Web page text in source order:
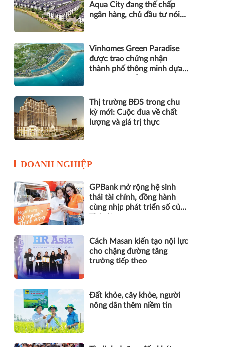
Aqua City đang thế chấp
ngân hàng, chủ đầu tư nói
Vinhomes Green Paradise
được trao chứng nhận
thành phố thông minh dựa
Thị trường BĐS trong chu
kỳ mới: Cuộc đua về chất
lượng và giá trị thực
DOANH NGHIỆP
GPBank mở rộng hệ sinh
thái tài chính, đồng hành
cùng nhịp phát triển số của
Cách Masan kiến tạo nội lực
cho chặng đường tăng
trưởng tiếp theo
Đất khỏe, cây khỏe, người
nông dân thêm niềm tin